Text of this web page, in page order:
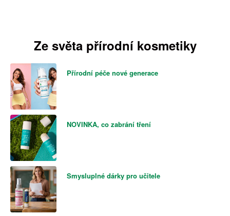
Ze světa přírodní kosmetiky
Přírodní péče nové generace
NOVINKA, co zabrání tření
Smysluplné dárky pro učitele